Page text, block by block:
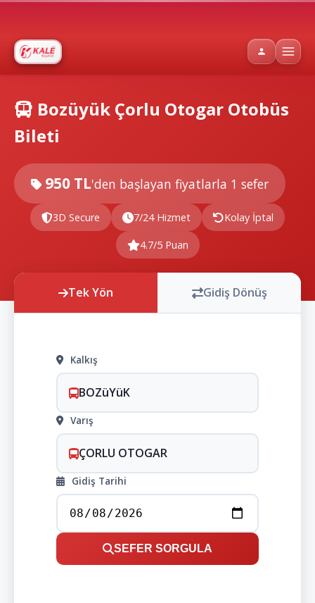
Bozüyük Çorlu Otogar Otobüs
Bileti
950 TL'den başlayan fiyatlarla 1 sefer
3D Secure 7/24 Hizmet Kolay İptal
4.7/5 Puan
Tek Yön Gidiş Dönüş
Kalkış
BOZüYüK
Varış
ÇORLU OTOGAR
Gidiş Tarihi
SEFER SORGULA